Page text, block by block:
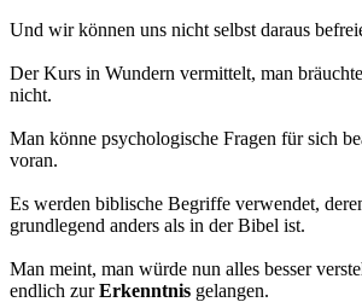
Und wir können uns nicht selbst daraus
Der Kurs in Wundern vermittelt, man
nicht.
Man könne psychologische Fragen für sich
voran.
Es werden biblische Begriffe verwendet,
grundlegend anders als in der Bibel ist.
Man meint, man würde nun alles besser
endlich zurErkenntnis gelangen.